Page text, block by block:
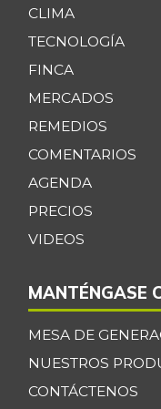
CLIMA
TECNOLOGÍA
FINCA
MERCADOS
REMEDIOS
COMENTARIOS
AGENDA
PRECIOS
VIDEOS
MANTÉNGASE
MESA DE
NUESTROS
CONTÁCTENOS